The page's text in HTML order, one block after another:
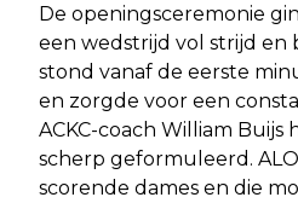
De openingsceremonie
een wedstrijd vol strijd en
stond vanaf de eerste
en zorgde voor een
ACKC-coach William Buijs
scherp geformuleerd.
scorende dames en die